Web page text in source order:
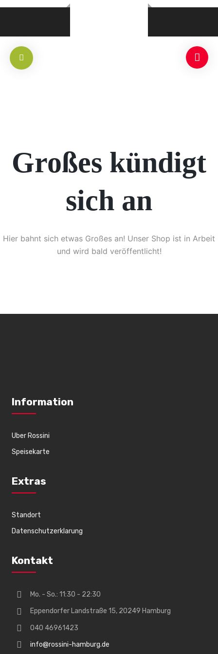
Großes kündigt
sich an
Hier bahnt sich etwas Großes an! Unser Shop ist in Arbeit
und wird bald veröffentlicht!
Information
Uber Rossini
Speisekarte
Extras
Standort
Datenschutzerklarung
Kontakt
Mo. - So.: 11:30 - 22:30
Eppendorfer Landstraße 15, 20249 Hamburg
040 46961423
info@rossini-hamburg.de